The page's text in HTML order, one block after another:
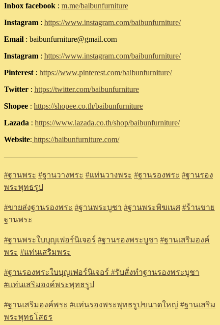
Inbox facebook : m.me/baibunfurniture
Instagram : https://www.instagram.com/baibunfurniture/
Email : baibunfurniture@gmail.com
Instagram : https://www.instagram.com/baibunfurniture/
Pinterest : https://www.pinterest.com/baibunfurniture/
Twitter : https://twitter.com/baibunfurniture
Shopee : https://shopee.co.th/baibunfurniture
Lazada : https://www.lazada.co.th/shop/baibunfurniture/
Website: https://baibunfurniture.com/
—————————————————
#ฐานพระ #ฐานวางพระ #แท่นวางพระ #ฐานรองพระ #ฐานรอง
พระพุทธรูป
#ขายส่งฐานรองพระ #ฐานพระบูชา #ฐานพระพิฆเนศ #ร้านขาย
ฐานพระ
#ฐานพระใบบุญเฟอร์นิเจอร์ #ฐานรองพระบูชา #ฐานเสริมองค์
พระ #แท่นเสริมพระ
#ฐานรองพระใบบุญเฟอร์นิเจอร์ #รับสั่งทำฐานรองพระบูชา
#แท่นเสริมองค์พระพุทธรูป
#ฐานเสริมองค์พระ #แท่นรองพระพุทธรูปขนาดใหญ่ #ฐานเสริม
พระพุทธโสธร